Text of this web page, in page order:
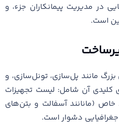
در مدیریت پیمانکاران جزء، و
است.
مانند پل‌سازی، تونل‌سازی، و
کلیدی آن شامل: لیست تجهیزات
خاص (مانانند آسفالت و بتن‌های
جغرافیایی دشوار است.